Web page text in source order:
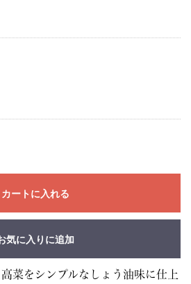
カートに入れる
気に入りに追加
菜をシンプルなしょう油味に仕上